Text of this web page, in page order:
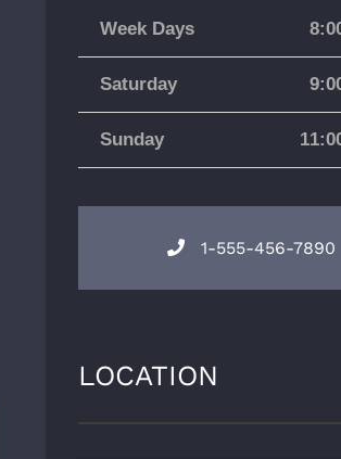
Week Days
Saturday
Sunday
1-555-456-7890
LOCATION